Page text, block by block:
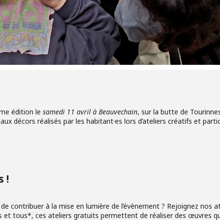
édition le samedi 11 avril à Beauvechain, sur la butte de
décors réalisés par les habitant·es lors d’ateliers créatifs et
!
contribuer à la mise en lumière de l’évènement ? Rejoignez nos
tous*, ces ateliers gratuits permettent de réaliser des œuvres